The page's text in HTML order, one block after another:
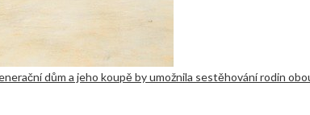
dům a jeho koupě by umožnila sestěhování rodin